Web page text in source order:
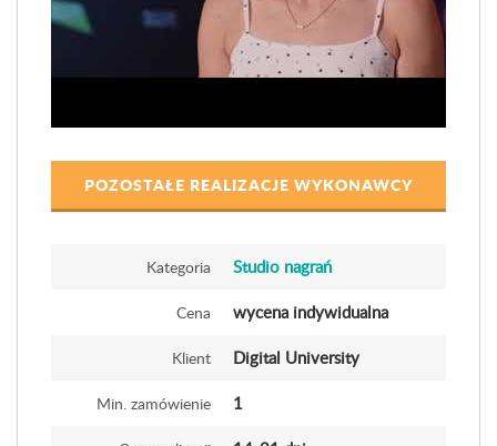
POZOSTAŁE REALIZACJE WYKONAWCY
Kategoria Studio nagrań
Cena wycena indywidualna
Klient Digital University
Min. zamówienie 1